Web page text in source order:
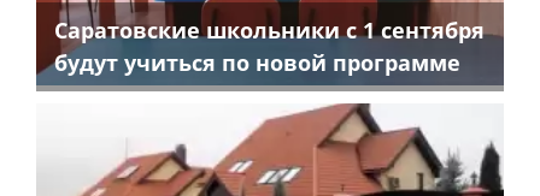
Саратовские школьники с 1 сентября
будут учиться по новой программе